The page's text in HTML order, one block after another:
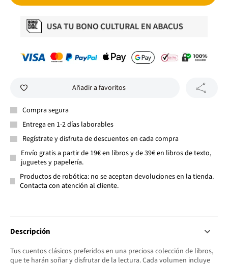
Añadir a favoritos
Compra segura
Entrega en 1-2 días laborables
Regístrate y disfruta de descuentos en cada compra
Envío gratis a partir de 19€ en libros y de 39€ en libros de texto,
juguetes y papelería.
Productos de robótica: no se aceptan devoluciones en la tienda.
Contacta con atención al cliente.
Descripción
Tus cuentos clásicos preferidos en una preciosa colección de libros,
que te harán soñar y disfrutar de la lectura. Cada volumen incluye